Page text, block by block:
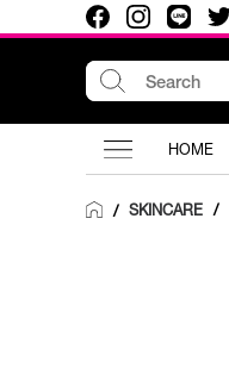
HOME
/ SKINCARE /